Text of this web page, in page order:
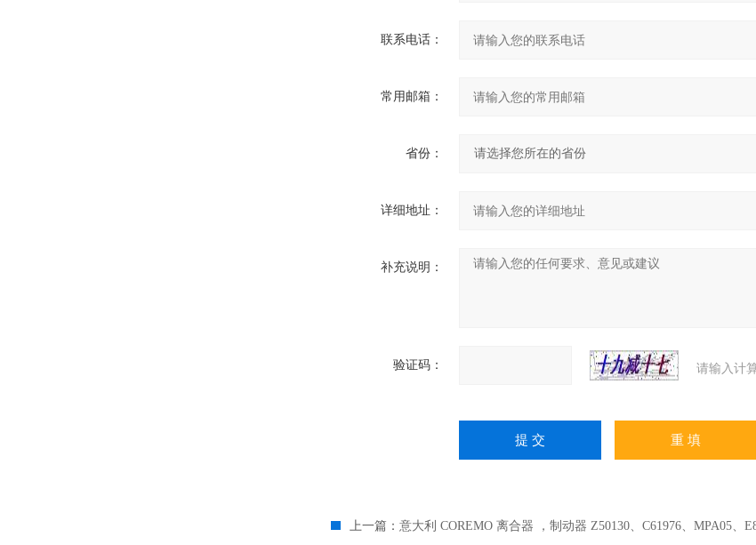
联系电话：
常用邮箱：
省份：
详细地址：
补充说明：
验证码： 请输入计
上一篇： 意大利 COREMO 离合器 ，制动器 Z50130、C61976、MPA05、